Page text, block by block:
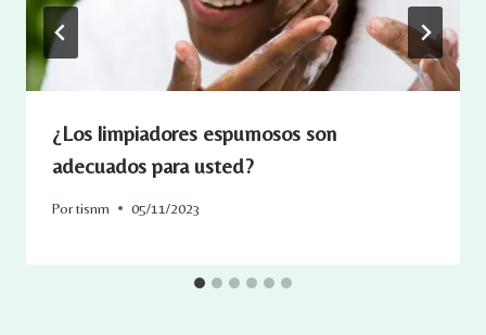
¿Los limpiadores espumosos son
adecuados para usted?
Portisnm 05/11/2023